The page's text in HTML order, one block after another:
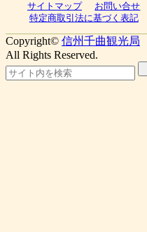
サイトマップ
お問い合せ
特定商取引法に基づく表記
Copyright© 信州千曲観光局
All Rights Reserved.